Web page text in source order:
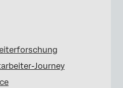
Journey